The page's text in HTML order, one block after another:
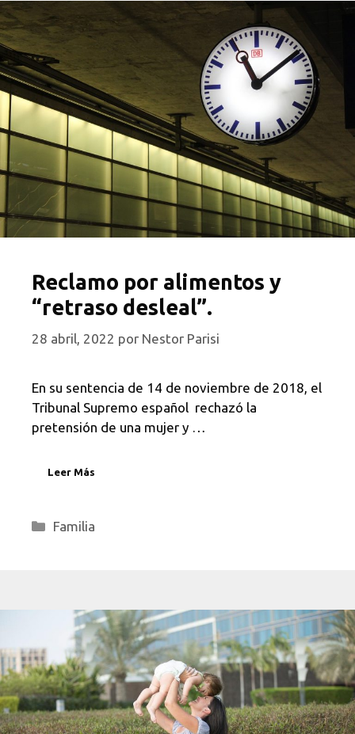
Reclamo por alimentos y
“retraso desleal”.
28 abril, 2022 por Nestor Parisi
En su sentencia de 14 de noviembre de 2018, el
Tribunal Supremo español rechazó la
pretensión de una mujer y …
Leer Más
Categorías
Familia